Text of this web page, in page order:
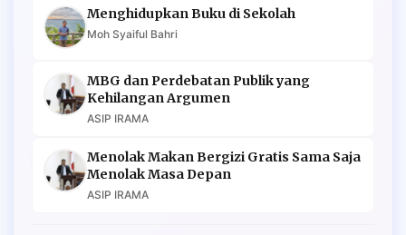
Menghidupkan Buku di Sekolah
Moh Syaiful Bahri
MBG dan Perdebatan Publik yang
Kehilangan Argumen
ASIP IRAMA
Menolak Makan Bergizi Gratis Sama Saja
Menolak Masa Depan
ASIP IRAMA